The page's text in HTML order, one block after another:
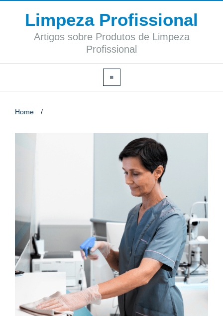
Limpeza Profissional
Artigos sobre Produtos de Limpeza
Profissional
Home /